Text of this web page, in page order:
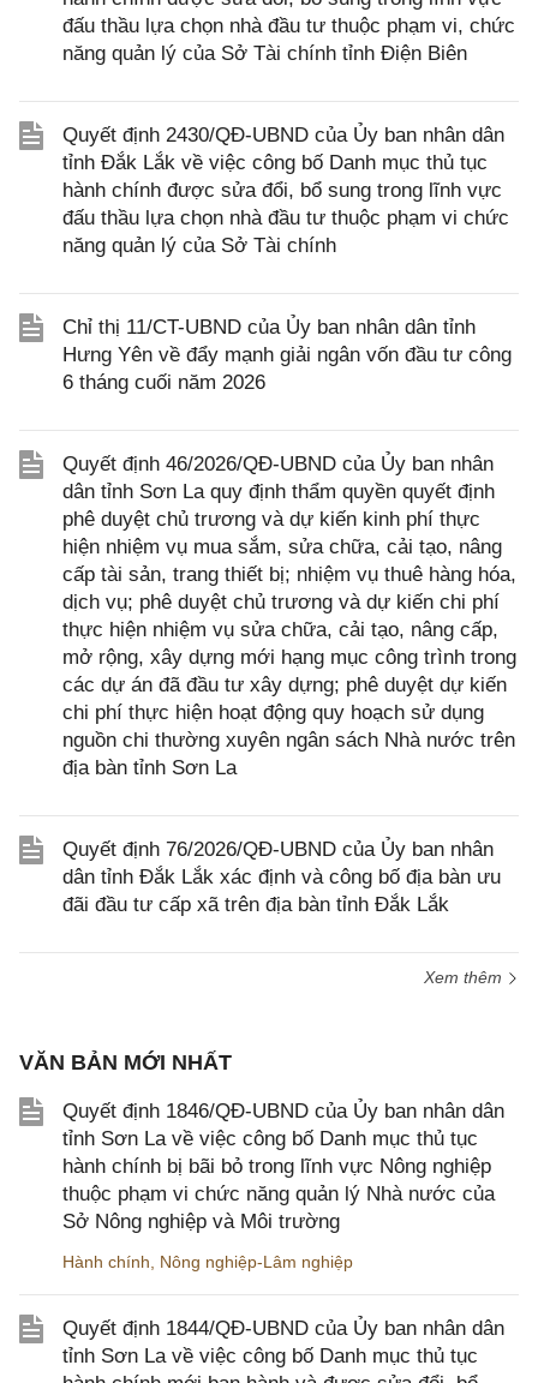
đấu thầu lựa chọn nhà đầu tư thuộc phạm vi, chức
năng quản lý của Sở Tài chính tỉnh Điện Biên
Quyết định 2430/QĐ-UBND của Ủy ban nhân dân
tỉnh Đắk Lắk về việc công bố Danh mục thủ tục
hành chính được sửa đổi, bổ sung trong lĩnh vực
đấu thầu lựa chọn nhà đầu tư thuộc phạm vi chức
năng quản lý của Sở Tài chính
Chỉ thị 11/CT-UBND của Ủy ban nhân dân tỉnh
Hưng Yên về đẩy mạnh giải ngân vốn đầu tư công
6 tháng cuối năm 2026
Quyết định 46/2026/QĐ-UBND của Ủy ban nhân
dân tỉnh Sơn La quy định thẩm quyền quyết định
phê duyệt chủ trương và dự kiến kinh phí thực
hiện nhiệm vụ mua sắm, sửa chữa, cải tạo, nâng
cấp tài sản, trang thiết bị; nhiệm vụ thuê hàng hóa,
dịch vụ; phê duyệt chủ trương và dự kiến chi phí
thực hiện nhiệm vụ sửa chữa, cải tạo, nâng cấp,
mở rộng, xây dựng mới hạng mục công trình trong
các dự án đã đầu tư xây dựng; phê duyệt dự kiến
chi phí thực hiện hoạt động quy hoạch sử dụng
nguồn chi thường xuyên ngân sách Nhà nước trên
địa bàn tỉnh Sơn La
Quyết định 76/2026/QĐ-UBND của Ủy ban nhân
dân tỉnh Đắk Lắk xác định và công bố địa bàn ưu
đãi đầu tư cấp xã trên địa bàn tỉnh Đắk Lắk
Xem thêm
VĂN BẢN MỚI NHẤT
Quyết định 1846/QĐ-UBND của Ủy ban nhân dân
tỉnh Sơn La về việc công bố Danh mục thủ tục
hành chính bị bãi bỏ trong lĩnh vực Nông nghiệp
thuộc phạm vi chức năng quản lý Nhà nước của
Sở Nông nghiệp và Môi trường
Hành chính Nông nghiệp-Lâm nghiệp
Quyết định 1844/QĐ-UBND của Ủy ban nhân dân
tỉnh Sơn La về việc công bố Danh mục thủ tục